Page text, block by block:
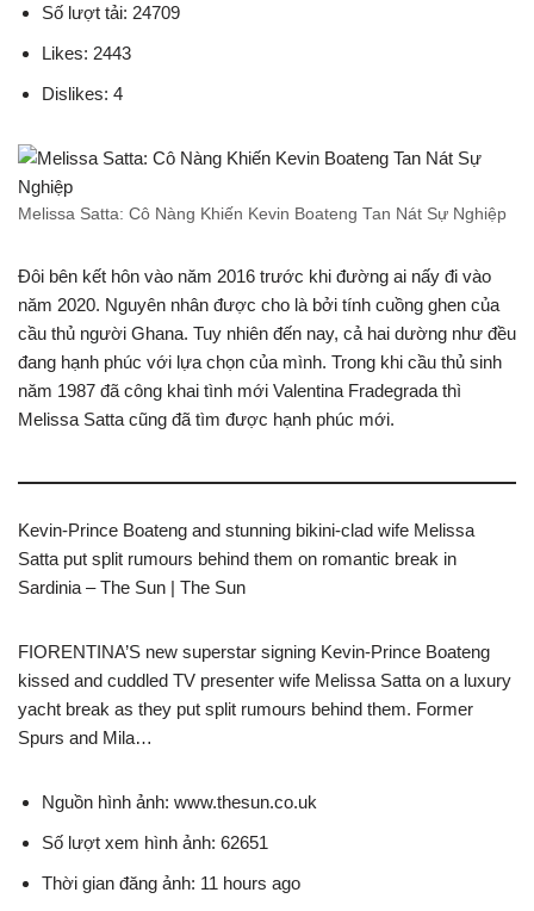
Số lượt tải: 24709
Likes: 2443
Dislikes: 4
Melissa Satta: Cô Nàng Khiến Kevin Boateng Tan Nát Sự Nghiệp
Đôi bên kết hôn vào năm 2016 trước khi đường ai nấy đi vào
năm 2020. Nguyên nhân được cho là bởi tính cuồng ghen của
cầu thủ người Ghana. Tuy nhiên đến nay, cả hai dường như đều
đang hạnh phúc với lựa chọn của mình. Trong khi cầu thủ sinh
năm 1987 đã công khai tình mới Valentina Fradegrada thì
Melissa Satta cũng đã tìm được hạnh phúc mới.
Kevin-Prince Boateng and stunning bikini-clad wife Melissa
Satta put split rumours behind them on romantic break in
Sardinia – The Sun | The Sun
FIORENTINA’S new superstar signing Kevin-Prince Boateng
kissed and cuddled TV presenter wife Melissa Satta on a luxury
yacht break as they put split rumours behind them. Former
Spurs and Mila…
Nguồn hình ảnh: www.thesun.co.uk
Số lượt xem hình ảnh: 62651
Thời gian đăng ảnh: 11 hours ago